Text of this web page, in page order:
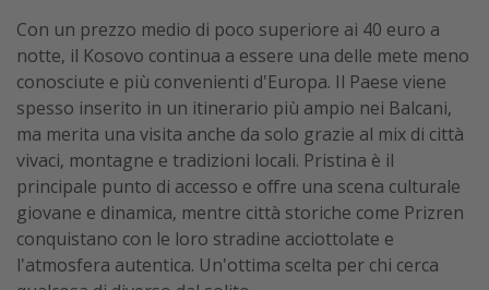
Con un prezzo medio di poco superiore ai 40 euro a
notte, il Kosovo continua a essere una delle mete meno
conosciute e più convenienti d'Europa. Il Paese viene
spesso inserito in un itinerario più ampio nei Balcani,
ma merita una visita anche da solo grazie al mix di città
vivaci, montagne e tradizioni locali. Pristina è il
principale punto di accesso e offre una scena culturale
giovane e dinamica, mentre città storiche come Prizren
conquistano con le loro stradine acciottolate e
l'atmosfera autentica. Un'ottima scelta per chi cerca